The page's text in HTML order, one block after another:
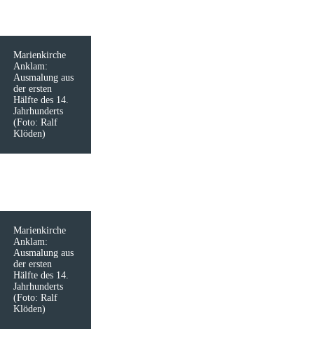
Marienkirche
Anklam:
Ausmalung aus
der ersten
Hälfte des 14.
Jahrhunderts
(Foto: Ralf
Klöden)
Marienkirche
Anklam:
Ausmalung aus
der ersten
Hälfte des 14.
Jahrhunderts
(Foto: Ralf
Klöden)